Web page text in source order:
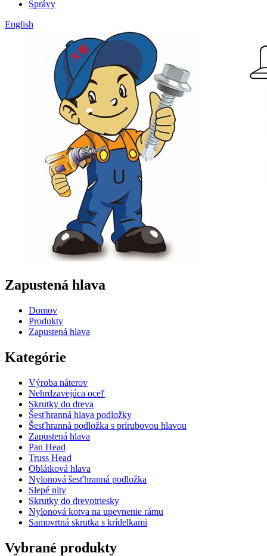
Správy
English
Zapustená hlava
Domov
Produkty
Zapustená hlava
Kategórie
Výroba náterov
Nehrdzavejúca oceľ
Skrutky do dreva
Šesťhranná hlava podložky
Šesťhranná podložka s prírubovou hlavou
Zapustená hlava
Pan Head
Truss Head
Oblátková hlava
Nylonová šesťhranná podložka
Slepé nity
Skrutky do drevotriesky
Nylonová kotva na upevnenie rámu
Samovrtná skrutka s krídelkami
Vybrané produkty